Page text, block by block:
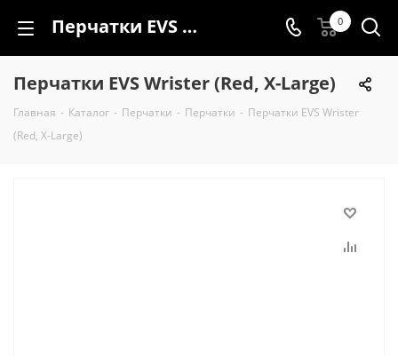
Перчатки EVS Wrister (Red, X-Large) 0
Перчатки EVS Wrister (Red, X-Large)
Главная - Каталог - Перчатки - Перчатки - Перчатки EVS Wrister
(Red, X-Large)